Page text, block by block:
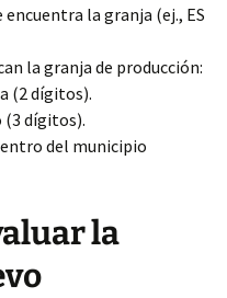
la granja (ej., ES
la granja de producción:
(2 dígitos).
(3 dígitos).
del municipio
la